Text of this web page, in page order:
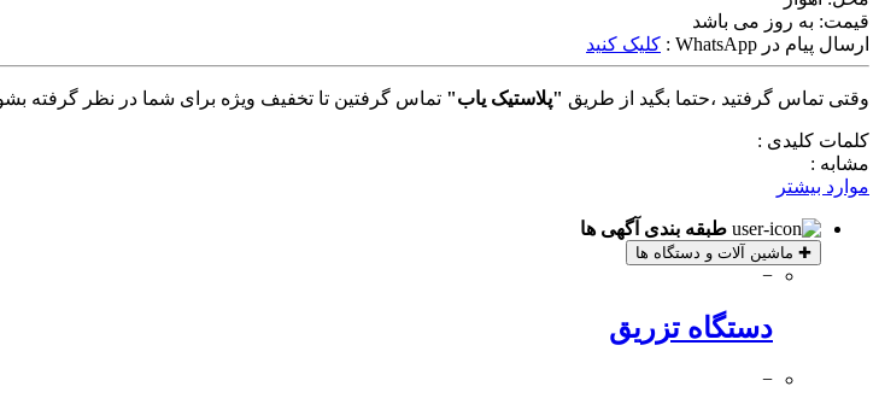
قیمت: به روز می باشد
ارسال پیام در WhatsApp :
کلیک کنید
وقتی تماس گرفتید ،حتما بگید از طریق "پلاستیک یاب" تماس گرفتین تا تخفیف ویژه برای شما در نظر گرفته
کلمات کلیدی :
مشابه :
موارد بیشتر
طبقه بندی آگهی ها
✚ ماشین آلات و دستگاه ها
−
دستگاه تزریق
−